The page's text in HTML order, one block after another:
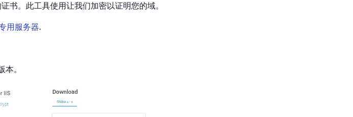
书。此工具使用让我们加密以证明您的域。
用服务器.
。